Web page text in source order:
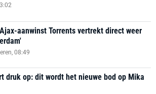
aanwinst Torrents vertrekt direct weer
08:49
druk op: dit wordt het nieuwe bod op Mika